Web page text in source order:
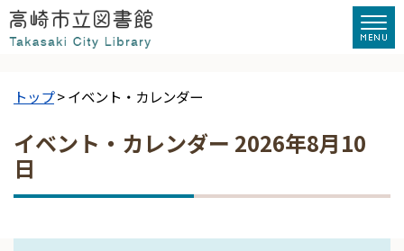
トップ> イベント・カレンダー
イベント・カレンダー 2026年8月10
日